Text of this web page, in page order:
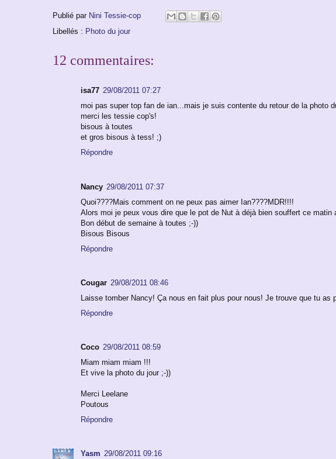
Publié par Nini Tessie-cop
Libellés : Photo du jour
12 commentaires:
isa77 29/08/2011 07:27
moi pas super top fan de ian...mais je suis contente du retour de la photo
merci les tessie cop's!
bisous à toutes
et gros bisous à tess! ;)
Répondre
Nancy 29/08/2011 07:37
Quoi????Mais comment on ne peux pas aimer Ian????MDR!!!!
Alors moi je peux vous dire que le pot de Nut à déjà bien souffert ce matin
Bon début de semaine à toutes ;-))
Bisous Bisous
Répondre
Cougar 29/08/2011 08:46
Laisse tomber Nancy! Ça nous en fait plus pour nous! Je trouve que tu as
Répondre
Coco 29/08/2011 08:59
Miam miam miam !!!
Et vive la photo du jour ;-))
Merci Leelane
Poutous
Répondre
Yasm 29/08/2011 09:16